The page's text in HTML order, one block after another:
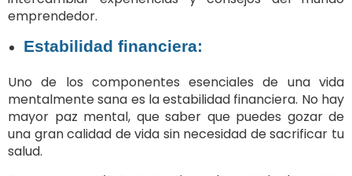
emprendedor.
Estabilidad financiera:
Uno de los componentes esenciales de una vida
mentalmente sana es la estabilidad financiera. No hay
mayor paz mental, que saber que puedes gozar de
una gran calidad de vida sin necesidad de sacrificar tu
salud.